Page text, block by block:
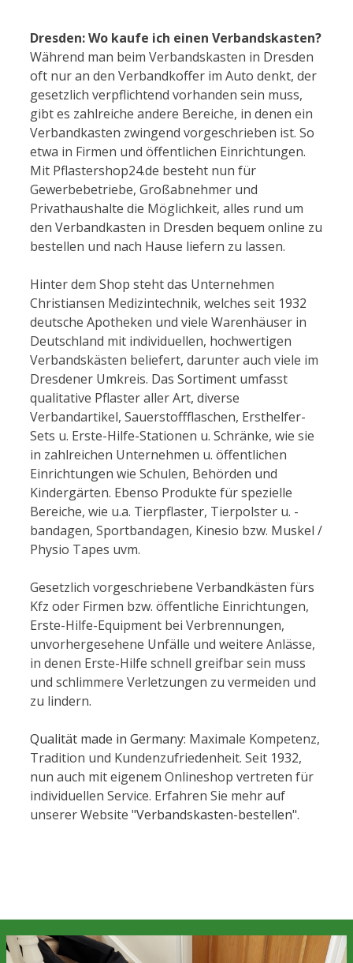
Dresden: Wo kaufe ich einen Verbandskasten?
Während man beim Verbandskasten in Dresden
oft nur an den Verbandkoffer im Auto denkt, der
gesetzlich verpflichtend vorhanden sein muss,
gibt es zahlreiche andere Bereiche, in denen ein
Verbandkasten zwingend vorgeschrieben ist. So
etwa in Firmen und öffentlichen Einrichtungen.
Mit Pflastershop24.de besteht nun für
Gewerbebetriebe, Großabnehmer und
Privathaushalte die Möglichkeit, alles rund um
den Verbandkasten in Dresden bequem online zu
bestellen und nach Hause liefern zu lassen.
Hinter dem Shop steht das Unternehmen
Christiansen Medizintechnik, welches seit 1932
deutsche Apotheken und viele Warenhäuser in
Deutschland mit individuellen, hochwertigen
Verbandskästen beliefert, darunter auch viele im
Dresdener Umkreis. Das Sortiment umfasst
qualitative Pflaster aller Art, diverse
Verbandartikel, Sauerstoffflaschen, Ersthelfer-
Sets u. Erste-Hilfe-Stationen u. Schränke, wie sie
in zahlreichen Unternehmen u. öffentlichen
Einrichtungen wie Schulen, Behörden und
Kindergärten. Ebenso Produkte für spezielle
Bereiche, wie u.a. Tierpflaster, Tierpolster u. -
bandagen, Sportbandagen, Kinesio bzw. Muskel /
Physio Tapes uvm.
Gesetzlich vorgeschriebene Verbandkästen fürs
Kfz oder Firmen bzw. öffentliche Einrichtungen,
Erste-Hilfe-Equipment bei Verbrennungen,
unvorhergesehene Unfälle und weitere Anlässe,
in denen Erste-Hilfe schnell greifbar sein muss
und schlimmere Verletzungen zu vermeiden und
zu lindern.
Qualität made in Germany: Maximale Kompetenz,
Tradition und Kundenzufriedenheit. Seit 1932,
nun auch mit eigenem Onlineshop vertreten für
individuellen Service. Erfahren Sie mehr auf
unserer Website "Verbandskasten-bestellen".